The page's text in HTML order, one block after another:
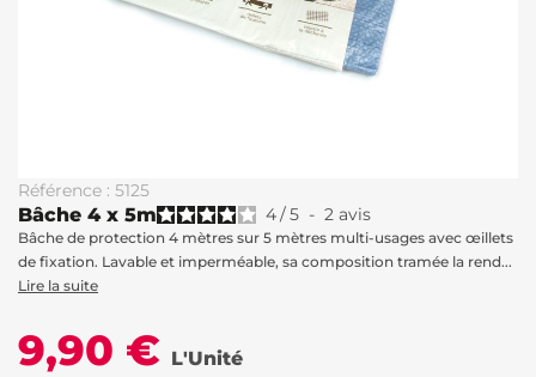
Référence : 5125
Bâche 4 x 5m 4/5 - 2 avis
Bâche de protection 4 mètres sur 5 mètres multi-usages avec œillets
de fixation. Lavable et imperméable, sa composition tramée la rend...
Lire la suite
9,90 € L'Unité